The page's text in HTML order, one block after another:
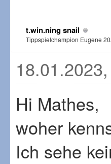
t.win.ning snail
Tippspielchampion Eugene
Hi Mathes,
woher
Ich sehe